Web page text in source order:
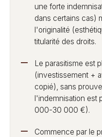
une forte
dans certains cas)
l'originalité
titularité des droits.
Le parasitisme est
(investissement +
copié), sans
l'indemnisation est
000-30 000 €).
Commence par le